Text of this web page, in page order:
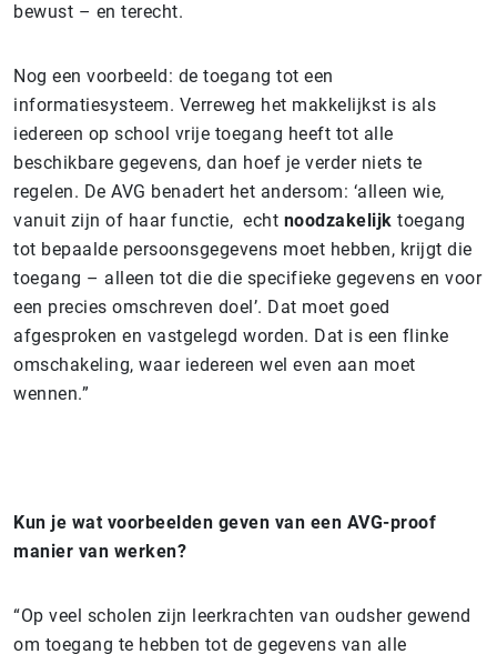
bewust – en terecht.
Nog een voorbeeld: de toegang tot een
informatiesysteem. Verreweg het makkelijkst is als
iedereen op school vrije toegang heeft tot alle
beschikbare gegevens, dan hoef je verder niets te
regelen. De AVG benadert het andersom: ‘alleen wie,
vanuit zijn of haar functie, echt noodzakelijk toegang
tot bepaalde persoonsgegevens moet hebben, krijgt die
toegang – alleen tot die die specifieke gegevens en voor
een precies omschreven doel’. Dat moet goed
afgesproken en vastgelegd worden. Dat is een flinke
omschakeling, waar iedereen wel even aan moet
wennen.”
Kun je wat voorbeelden geven van een AVG-proof
manier van werken?
“Op veel scholen zijn leerkrachten van oudsher gewend
om toegang te hebben tot de gegevens van alle